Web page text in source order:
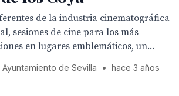
de la industria cinematográfica
sesiones de cine para los más
en lugares emblemáticos, un...
de Sevilla • hace 3 años